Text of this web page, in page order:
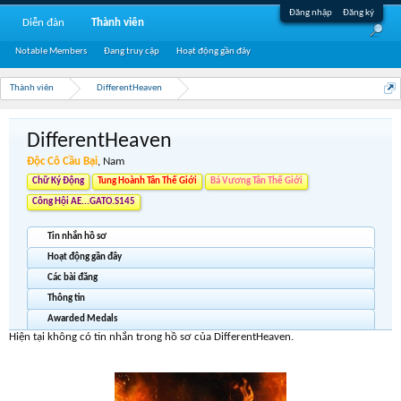
Đăng nhập Đăng ký
Thành viên DifferentHeaven
DifferentHeaven
Độc Cô Cầu Bại, Nam
Chữ Ký Động Tung Hoành Tân Thế Giới Bá Vương Tân Thế Giới
Công Hội AE...GATO.S145
Tin nhắn hồ sơ
Hoạt động gần đây
Các bài đăng
Thông tin
Awarded Medals
Hiện tại không có tin nhắn trong hồ sơ của DifferentHeaven.
Diễn đàn Thành viên
Notable Members Đang truy cập Hoạt động gần đây